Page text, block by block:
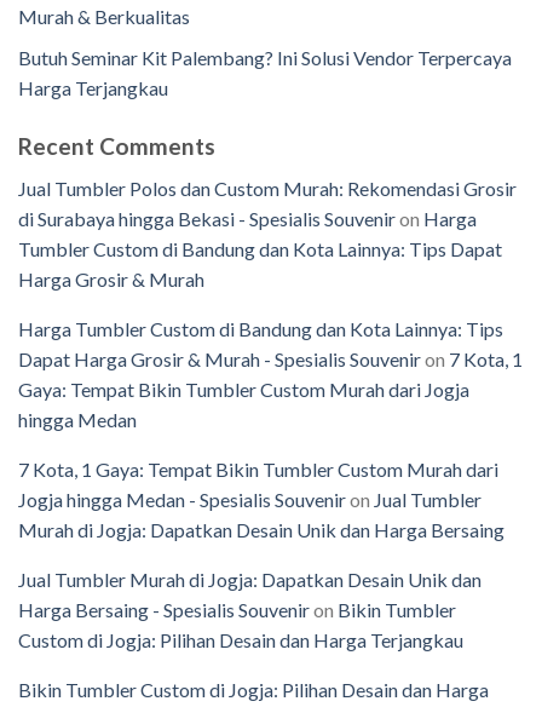
Murah & Berkualitas
Butuh Seminar Kit Palembang? Ini Solusi Vendor Terpercaya
Harga Terjangkau
Recent Comments
Jual Tumbler Polos dan Custom Murah: Rekomendasi Grosir
di Surabaya hingga Bekasi - Spesialis Souveniron Harga
Tumbler Custom di Bandung dan Kota Lainnya: Tips Dapat
Harga Grosir & Murah
Harga Tumbler Custom di Bandung dan Kota Lainnya: Tips
Dapat Harga Grosir & Murah - Spesialis Souveniron 7 Kota, 1
Gaya: Tempat Bikin Tumbler Custom Murah dari Jogja
hingga Medan
7 Kota, 1 Gaya: Tempat Bikin Tumbler Custom Murah dari
Jogja hingga Medan - Spesialis Souveniron Jual Tumbler
Murah di Jogja: Dapatkan Desain Unik dan Harga Bersaing
Jual Tumbler Murah di Jogja: Dapatkan Desain Unik dan
Harga Bersaing - Spesialis Souveniron Bikin Tumbler
Custom di Jogja: Pilihan Desain dan Harga Terjangkau
Bikin Tumbler Custom di Jogja: Pilihan Desain dan Harga